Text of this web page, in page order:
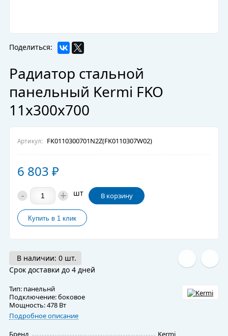
Поделиться:
Радиатор стальной
панельный Kermi FKO
11х300х700
Артикул: FK0110300701N2Z(FK0110307W02)
6 803 ₽
- + шт В корзину
В наличии: 0 шт.
Срок доставки до 4 дней
Тип: панельнй
Подключение: боковое
Мощность: 478 Вт
Подробное описание
Бренд
Kermi